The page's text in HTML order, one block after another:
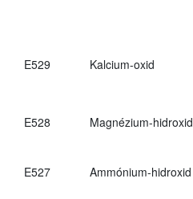
E529 Kalcium-oxid
E528 Magnézium-hidroxid
E527 Ammónium-hidroxid